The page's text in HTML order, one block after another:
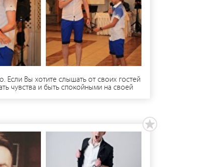
Если Вы хотите слышать от своих гостей
чувства и быть спокойными на своей